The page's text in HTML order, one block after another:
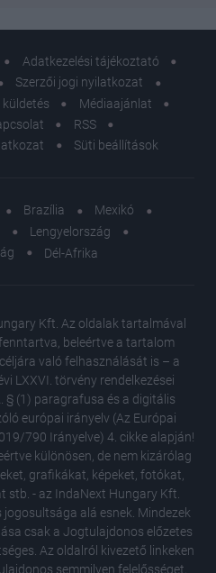
Adatkezelési tájékoztató
Szerzői jogi nyilatkozat
küldetés
Médiaajánlat
RSS
Süti beállítások
Brazília
Mexikó
Lengyelország
Dél-Afrika
Kft. Az oldalak tartalmával
beleértve a tartalom
való felhasználását is – a
LXXVI. törvény rendelkezései
§ (1) paragrafusa és a digitális
európai irányelv (Az Európai
790 Irányelve) 4. cikke alapján!
különösen, de nem kizárólag
grafikákat, képeket, fotókat,
stb. - az IndaNext Hungary Kft.
alá esnek. Mindezek
csak a Jogtulajdonos előzetes
Az oldalról kivezető linkeken
semmilyen felelősséget,